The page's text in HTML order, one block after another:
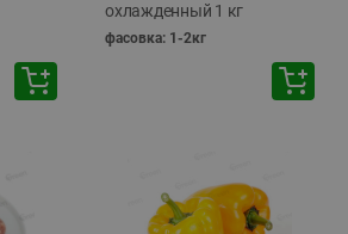
охлажденный 1 кг
фасовка: 1-2кг